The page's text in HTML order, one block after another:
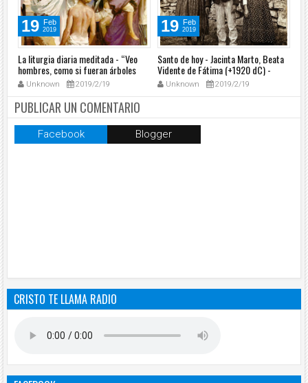
19 Feb
2019
La liturgia diaria meditada - “Veo
hombres, como si fueran árboles
que caminan” (Mc 8, 22-26) 20/02
Unknown 2019/2/19
19 Feb
2019
Santo de hoy - Jacinta Marto, Beata
Vidente de Fátima (+1920 dC) -
20/02
Unknown 2019/2/19
PUBLICAR UN COMENTARIO
Facebook Blogger
CRISTO TE LLAMA RADIO